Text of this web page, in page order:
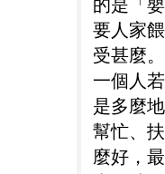
要人家
受甚麼
一個人
是多麼
幫忙、
麼好，